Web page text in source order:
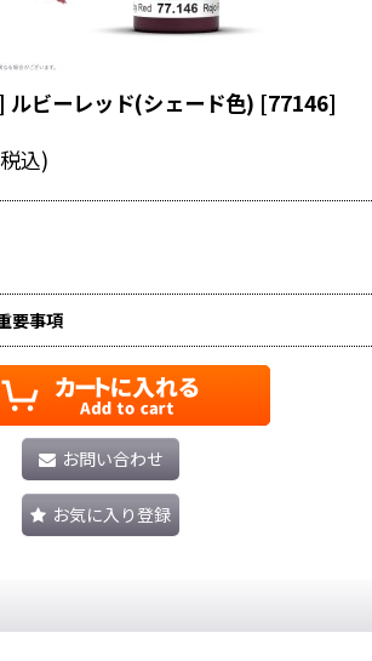
ビーレッド(シェード色) [77146]
込)
要事項
お問い合わせ
お気に入り登録